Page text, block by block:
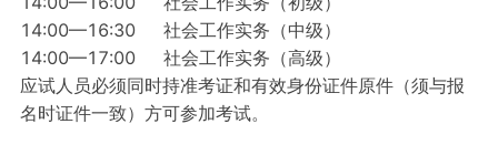
14:00—16:30 社会工作实务（中级）
14:00—17:00 社会工作实务（高级）
应试人员必须同时持准考证和有效身份证件原件（须与报
名时证件一致）方可参加考试。